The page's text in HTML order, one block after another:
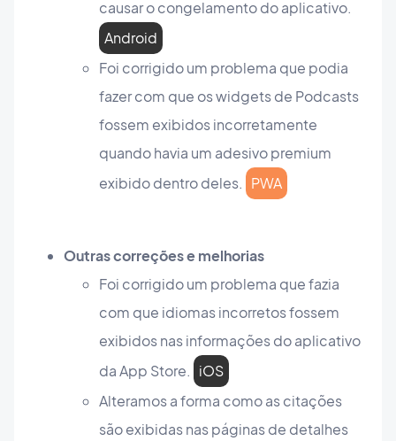
causar o congelamento do aplicativo.
Android
Foi corrigido um problema que podia
fazer com que os widgets de Podcasts
fossem exibidos incorretamente
quando havia um adesivo premium
exibido dentro deles. PWA
Outras correções e melhorias
Foi corrigido um problema que fazia
com que idiomas incorretos fossem
exibidos nas informações do aplicativo
da App Store. iOS
Alteramos a forma como as citações
são exibidas nas páginas de detalhes